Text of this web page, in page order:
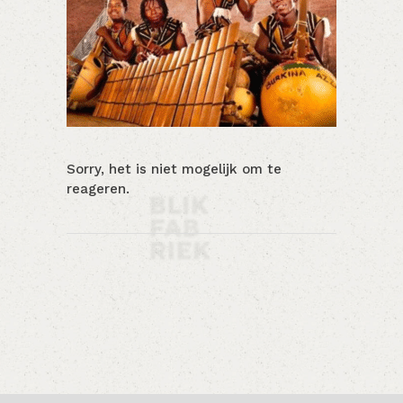
Sorry, het is niet mogelijk om te
reageren.